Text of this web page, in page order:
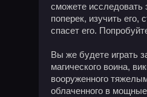
сможете исследовать
поперек, изучить его,
спасет его.
Вы же будете играть
магического воина,
вооруженного
облаченного в